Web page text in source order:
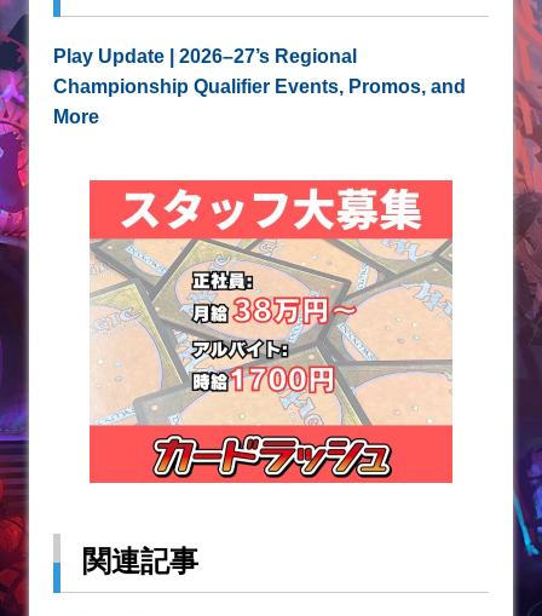
Play Update | 2026–27’s Regional
Championship Qualifier Events, Promos, and
More
関連記事